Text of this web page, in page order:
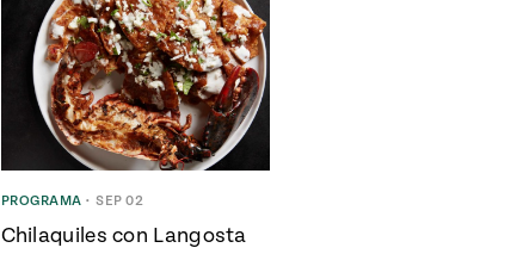
PROGRAMA • SEP 02
Chilaquiles con Langosta